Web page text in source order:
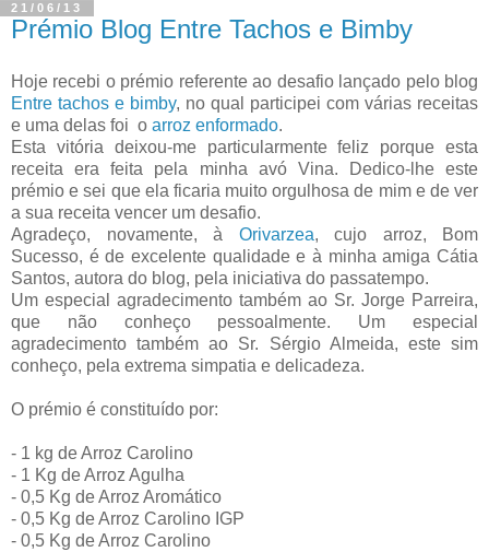
21/06/13
Prémio Blog Entre Tachos e Bimby
Hoje recebi o prémio referente ao desafio lançado pelo blog
Entre tachos e bimby, no qual participei com várias receitas
e uma delas foi o arroz enformado.
Esta vitória deixou-me particularmente feliz porque esta
receita era feita pela minha avó Vina. Dedico-lhe este
prémio e sei que ela ficaria muito orgulhosa de mim e de ver
a sua receita vencer um desafio.
Agradeço, novamente, à Orivarzea, cujo arroz, Bom
Sucesso, é de excelente qualidade e à minha amiga Cátia
Santos, autora do blog, pela iniciativa do passatempo.
Um especial agradecimento também ao Sr. Jorge Parreira,
que não conheço pessoalmente. Um especial
agradecimento também ao Sr. Sérgio Almeida, este sim
conheço, pela extrema simpatia e delicadeza.
O prémio é constituído por:
- 1 kg de Arroz Carolino
- 1 Kg de Arroz Agulha
- 0,5 Kg de Arroz Aromático
- 0,5 Kg de Arroz Carolino IGP
- 0,5 Kg de Arroz Carolino